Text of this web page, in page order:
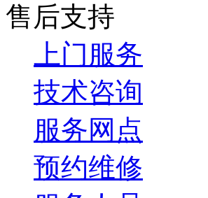
售后支持
上门服务
技术咨询
服务网点
预约维修